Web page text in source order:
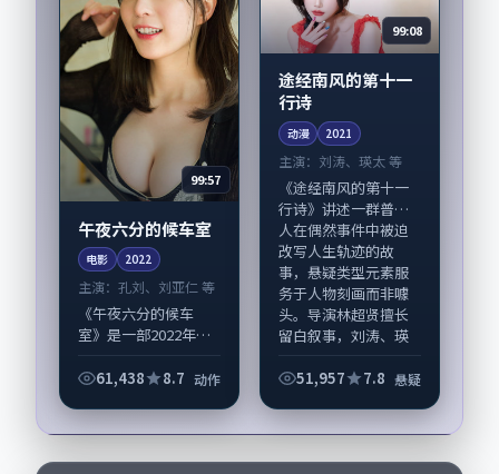
99:57
午夜六分的候车室
电影 2022
主演： 孔刘、刘亚仁 等
《午夜六分的候车
室》是一部2022年前
影，由刁亦男执导，
幂、汤唯等演员亦参
与重要戏份。故事围
绕当代都市中的抉择
61,438 8.7 动作
99:08
途经南风的第十一
行诗
动漫 2021
主演： 刘涛、瑛太 等
《途经南风的第十一
行诗》讲述一群普通
人在偶然事件中被迫
改写人生轨迹的故
事，悬疑类型元素服
务于人物刻画而非噱
头。导演林超贤擅长
留白叙事，刘涛、瑛
51,957
7.8 悬疑